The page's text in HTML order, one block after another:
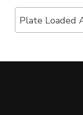
Plate Loaded